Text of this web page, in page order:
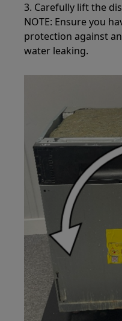
3. Carefully lift the
NOTE: Ensure you
protection against
water leaking.